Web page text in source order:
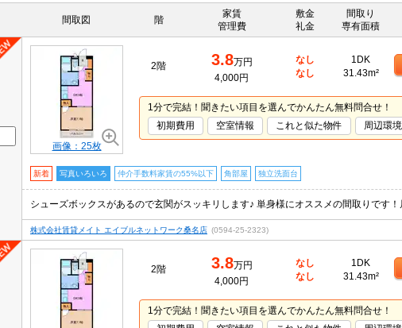
間取図 階
家賃
管理費
敷金
礼金
間取り
専有面積
画像：25枚
2階 3.8万円
4,000円
なし
なし
1DK
31.43m²
1分で完結！聞きたい項目を選んでかんたん無料問合せ！
初期費用
空室情報 これと似た物件 周辺環境
新着 写真いろいろ 仲介手数料家賃の55%以下 角部屋 独立洗面台
株式会社賃貸メイト エイブルネットワーク桑名店 (0594-25-2323)
2階 3.8万円
4,000円
なし
なし
1DK
31.43m²
1分で完結！聞きたい項目を選んでかんたん無料問合せ！